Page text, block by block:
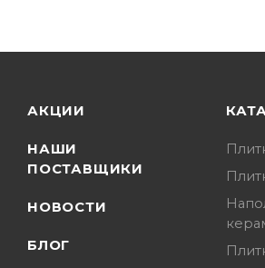
АКЦИИ
НАШИ
ПОСТАВЩИКИ
НОВОСТИ
БЛОГ